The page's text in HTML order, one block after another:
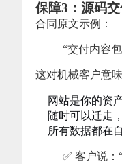
保障3：源码
合同原文示例：
“交付内容
这对机械客户意
网站是你的资
随时可以迁走
所有数据都在
✅ 客户说